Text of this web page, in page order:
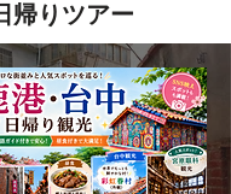
帰りツアー